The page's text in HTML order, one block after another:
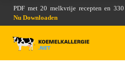
PDF met 20 melkvrije recepten en
Nu Downloaden